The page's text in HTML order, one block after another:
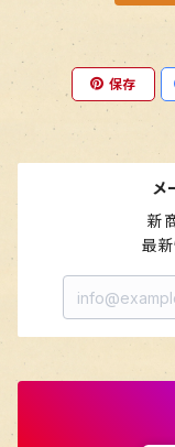
保存
メ
新
最新